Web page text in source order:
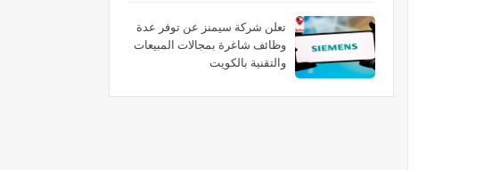
تعلن شركة سيمنز عن توفر عدة
وظائف شاغرة بمجالات المبيعات
والتقنية بالكويت